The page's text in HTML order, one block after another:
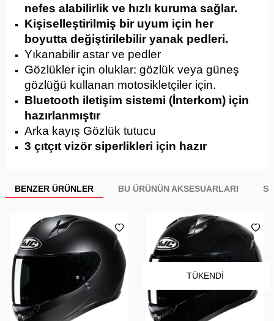
nefes alabilirlik ve hızlı kuruma sağlar.
Kişiselleştirilmiş bir uyum için her
boyutta değiştirilebilir yanak pedleri.
Yıkanabilir astar ve pedler
Gözlükler için oluklar: gözlük veya güneş
gözlüğü kullanan motosikletçiler için.
Bluetooth iletişim sistemi (İnterkom) için
hazırlanmıştır
Arka kayış Gözlük tutucu
3 çıtçıt vizör siperlikleri için hazır
BENZER ÜRÜNLER BU ÜRÜNÜN AKSESUARLARI
TÜKENDI